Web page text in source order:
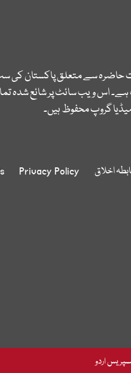
حاضرہ سے متعلق پاکستان کی
اس ویب سائٹ پر شائع شدہ
گروپ محفوظ ہیں۔
اخلاق Privacy Policy